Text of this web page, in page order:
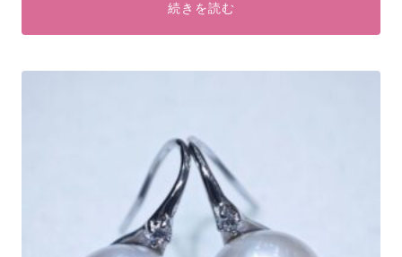
続きを読む